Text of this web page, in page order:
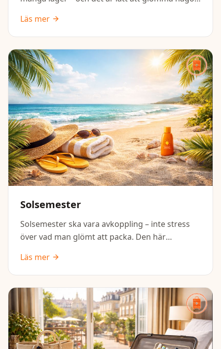
allt du behöver för dagar i backen, kalla
temperaturer och avkoppling efter
skidåkningen.
Läs mer
Solsemester
Solsemester ska vara avkoppling – inte stress
över vad man glömt att packa. Den här
viktigaste för sol, bad och varma dagar, så att
du kan fokusera på ledighet istället.
Läs mer